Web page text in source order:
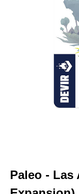
Paleo - Las